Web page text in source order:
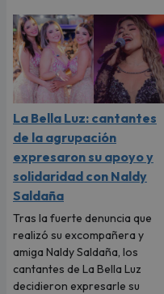
La Bella Luz: cantantes
de la agrupación
expresaron su apoyo y
solidaridad con Naldy
Saldaña
Tras la fuerte denuncia que
realizó su excompañera y
amiga Naldy Saldaña, los
cantantes de La Bella Luz
decidieron expresarle su